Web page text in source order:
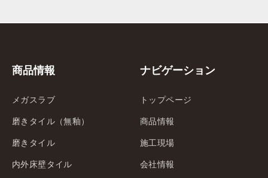
商品情報
メガスラブ
磨きタイル（無釉）
磨きタイル
内外床壁タイル
ナビゲーション
トップページ
商品情報
施工現場
会社情報